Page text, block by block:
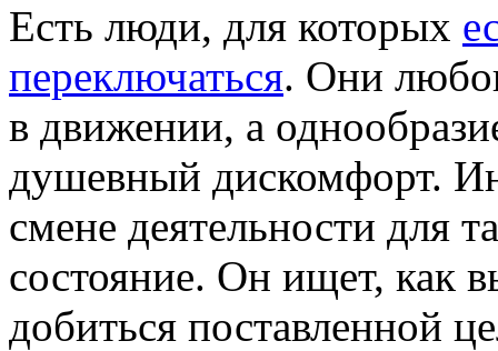
Есть люди, для которых
переключаться. Они
в движении, а
душевный дискомфорт.
смене деятельности для
состояние. Он ищет, как
добиться поставленной